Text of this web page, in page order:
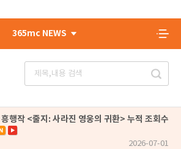
365mc NEWS
행작 <줄지: 사라진 영웅의 귀환> 누적 조회수
2026-07-01